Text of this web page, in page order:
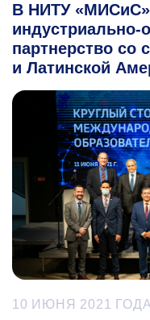
В НИТУ «МИСиС»
индустриально-
партнерство со
и Латинской
10 ИЮНЯ 2021 ГОДА